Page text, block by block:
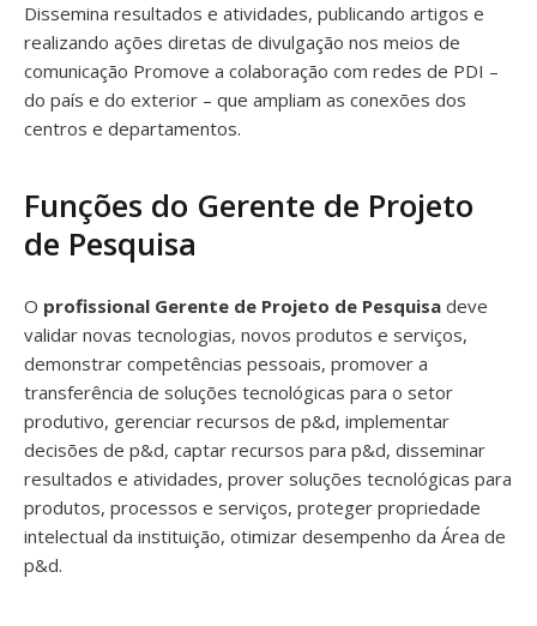
Dissemina resultados e atividades, publicando artigos e
realizando ações diretas de divulgação nos meios de
comunicação Promove a colaboração com redes de PDI –
do país e do exterior – que ampliam as conexões dos
centros e departamentos.
Funções do Gerente de Projeto
de Pesquisa
O profissional Gerente de Projeto de Pesquisa deve
validar novas tecnologias, novos produtos e serviços,
demonstrar competências pessoais, promover a
transferência de soluções tecnológicas para o setor
produtivo, gerenciar recursos de p&d, implementar
decisões de p&d, captar recursos para p&d, disseminar
resultados e atividades, prover soluções tecnológicas para
produtos, processos e serviços, proteger propriedade
intelectual da instituição, otimizar desempenho da Área de
p&d.